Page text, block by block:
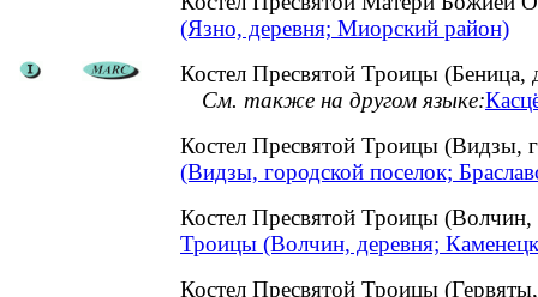
(Язно, деревня; Миорский район)
Костел Пресвятой Троицы (Беница,
См. также на другом языке:
Костел Пресвятой Троицы (Видзы,
(Видзы, городской поселок;
Костел Пресвятой Троицы
Троицы (Волчин, деревня;
Костел Пресвятой Троицы